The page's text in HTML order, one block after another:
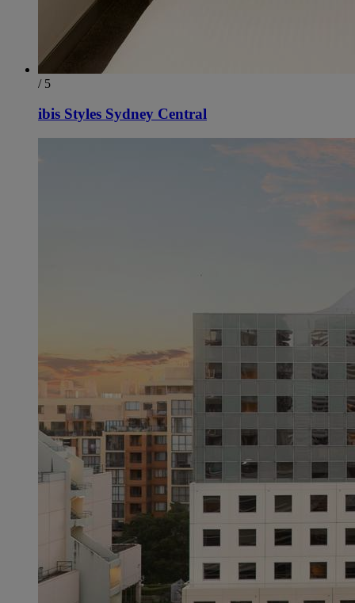
/ 5
ibis Styles Sydney Central